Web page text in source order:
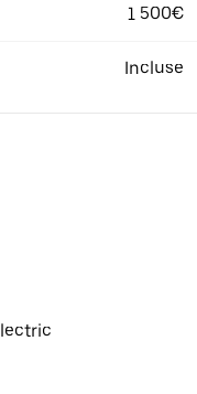
1 500€
Incluse